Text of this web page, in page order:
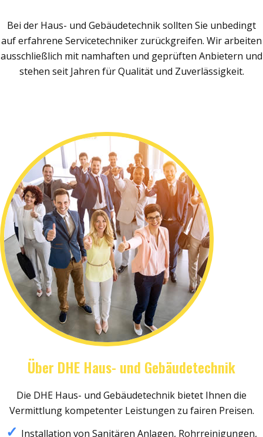
Bei der Haus- und Gebäudetechnik sollten Sie unbedingt
auf erfahrene Servicetechniker zurückgreifen. Wir arbeiten
ausschließlich mit namhaften und geprüften Anbietern und
stehen seit Jahren für Qualität und Zuverlässigkeit.
Über DHE Haus- und Gebäudetechnik
Die DHE Haus- und Gebäudetechnik bietet Ihnen die
Vermittlung kompetenter Leistungen zu fairen Preisen.
Installation von Sanitären Anlagen, Rohrreinigungen,